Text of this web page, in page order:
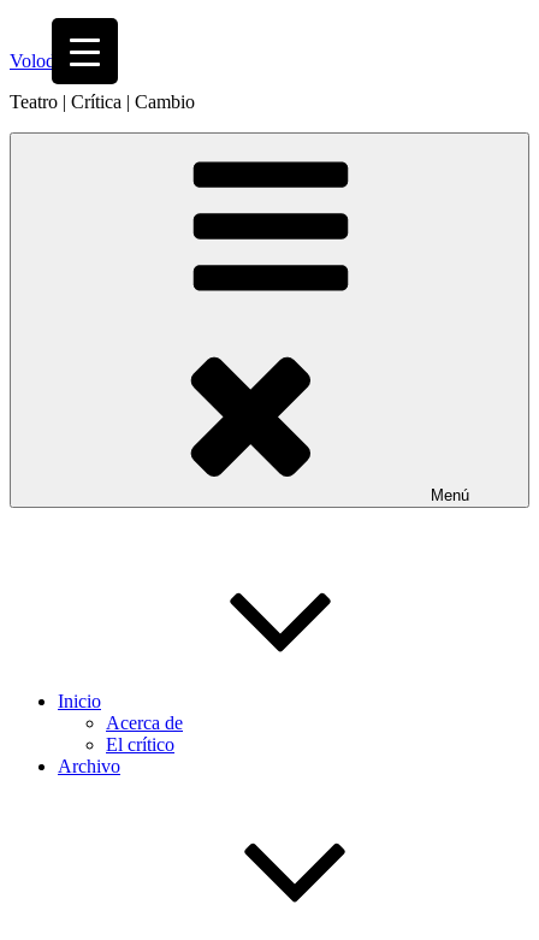
contenido
Volodia
Teatro | Crítica | Cambio
Menú
Inicio
Acerca de
El crítico
Archivo